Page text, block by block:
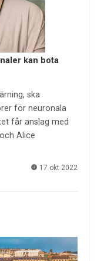
kan bota
ska
för neuronala
får anslag med
Alice
17 okt 2022